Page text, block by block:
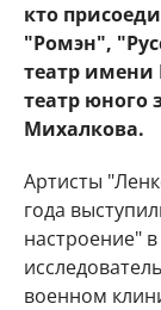
кто
"Ромэн",
театр имени
театр юного
Михалкова.
Артисты
года
настроение"
военном